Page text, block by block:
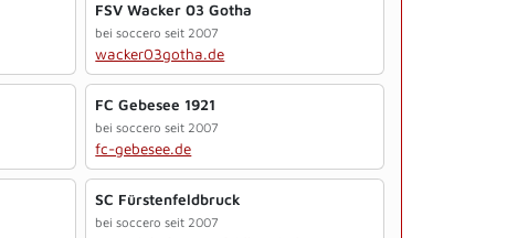
FSV Wacker 03 Gotha
bei soccero seit 2007
wacker03gotha.de
FC Gebesee 1921
bei soccero seit 2007
fc-gebesee.de
SC Fürstenfeldbruck
bei soccero seit 2007